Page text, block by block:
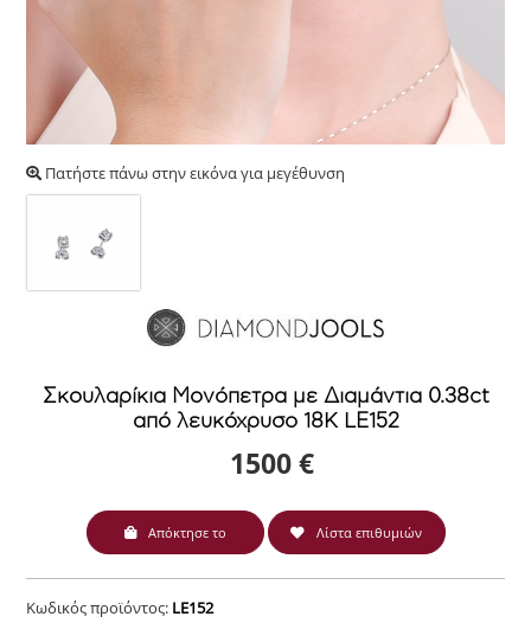
Πατήστε πάνω στην εικόνα για μεγέθυνση
Σκουλαρίκια Mονόπετρα με Διαμάντια 0.38ct
από λευκόχρυσο 18Κ LE152
1500 €
Απόκτησε το Λίστα επιθυμιών
Κωδικός προϊόντος: LE152